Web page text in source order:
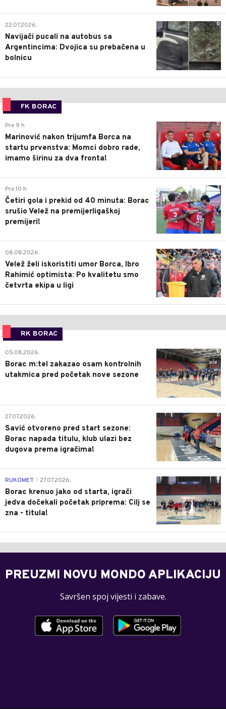
0
22.07.2026.
Navijači pucali na autobus sa
Argentincima: Dvojica su prebačena u
bolnicu
FK BORAC
0
Pre 9 h
Marinović nakon trijumfa Borca na
startu prvenstva: Momci dobro rade,
imamo širinu za dva fronta!
3
Pre 10 h
Četiri gola i prekid od 40 minuta: Borac
srušio Velež na premijerligaškoj
premijeri!
0
08.08.2026.
Velež želi iskoristiti umor Borca, Ibro
Rahimić optimista: Po kvalitetu smo
četvrta ekipa u ligi
RK BORAC
0
05.08.2026.
Borac m:tel zakazao osam kontrolnih
utakmica pred početak nove sezone
0
27.07.2026.
Savić otvoreno pred start sezone:
Borac napada titulu, klub ulazi bez
dugova prema igračima!
0
RUKOMET 27.07.2026.
Borac krenuo jako od starta, igrači
jedva dočekali početak priprema: Cilj se
zna - titula!
PREUZMI NOVU MONDO APLIKACIJU
Savršen spoj vijesti i zabave.